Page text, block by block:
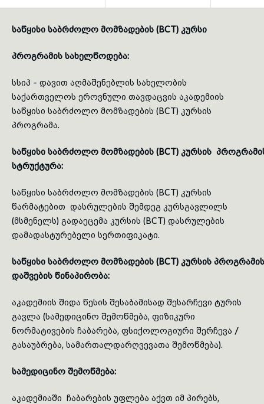
toggle submenu
საწყისი საბრძოლო მომზადების (BCT) კურსი
პროგრამის სახელწოდება:
სსიპ - დავით აღმაშენებლის სახელობის
საქართველოს ეროვნული თავდაცვის აკადემიის
საწყისი საბრძოლო მომზადების (BCT) კურსის
პროგრამა.
საწყისი საბრძოლო მომზადების (BCT) კურსის
სტრუქტურა:
საწყისი საბრძოლო მომზადების (BCT) კურსის
წარმატებით დასრულების შემდეგ კურსგავლილს
(მსმენელს) გადაეცემა კურსის (BCT) დასრულების
დამადასტურებელი სერთიფიკატი.
საწყისი საბრძოლო მომზადების (BCT) კურსის პროგრამის
დაშვების წინაპირობა:
აკადემიის შიდა წესის შესაბამისად შესარჩევი ტურის
გავლა (სამედიცინო შემოწმება, ფიზიკური
ნორმატივების ჩაბარება, ფსიქოლოგიური შერჩევა /
გასაუბრება, სამართალდარღვევათა შემოწმება).
სამედიცინო შემოწმება:
აკადემიაში ჩაბარების უფლება აქვთ იმ პირებს,